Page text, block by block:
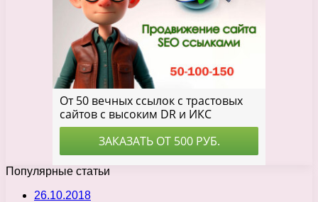
Популярные статьи
26.10.2018